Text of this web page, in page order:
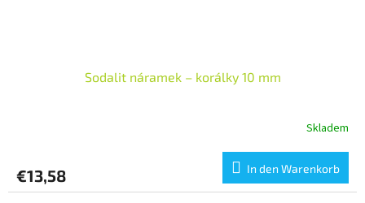
Sodalit náramek – korálky 10 mm
Skladem
€13,58 In den Warenkorb